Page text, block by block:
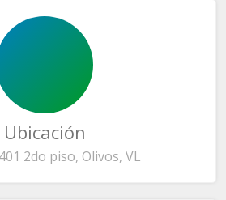
Ubicación
2do piso, Olivos, VL